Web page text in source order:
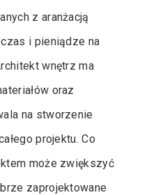
z aranżacją
i pieniądze na
wnętrz ma
oraz
na stworzenie
projektu. Co
może zwiększyć
zaprojektowane